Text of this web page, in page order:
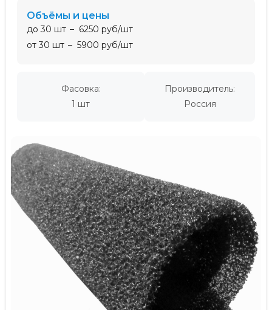
Фасовка:
1 шт
Производитель:
Россия
Объёмы и цены
до 30 шт
6250 руб/шт
от 30 шт
5900 руб/шт